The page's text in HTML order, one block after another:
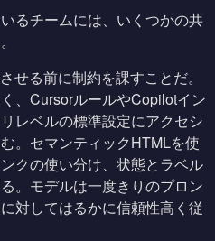
るチームには、いくつかの共
せる前に制約を課すことだ。
、CursorルールやCopilotイン
レベルの標準設定にアクセシ
。セマンティックHTMLを使
クの使い分け、状態とラベル
。モデルは一度きりのプロン
対してはるかに信頼性高く従